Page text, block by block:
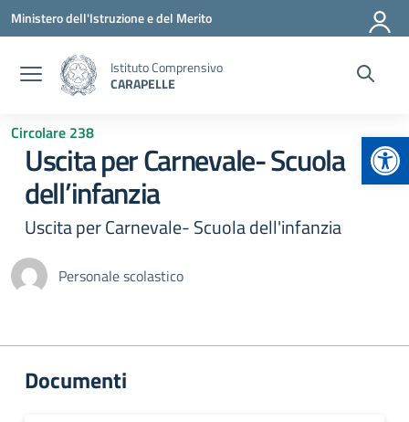
Vai ai contenuti
Vai al menu di navigazione
Vai al footer
Ministero dell'Istruzione e del Merito
Istituto Comprensivo
CARAPELLE
Circolare 238
Uscita per Carnevale- Scuola
dell’infanzia
Uscita per Carnevale- Scuola dell'infanzia
Personale scolastico
Documenti